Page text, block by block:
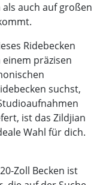
auch auf großen
Ridebecken
präzisen
suchst,
ist das Zildjian
Wahl für dich.
Zoll Becken ist